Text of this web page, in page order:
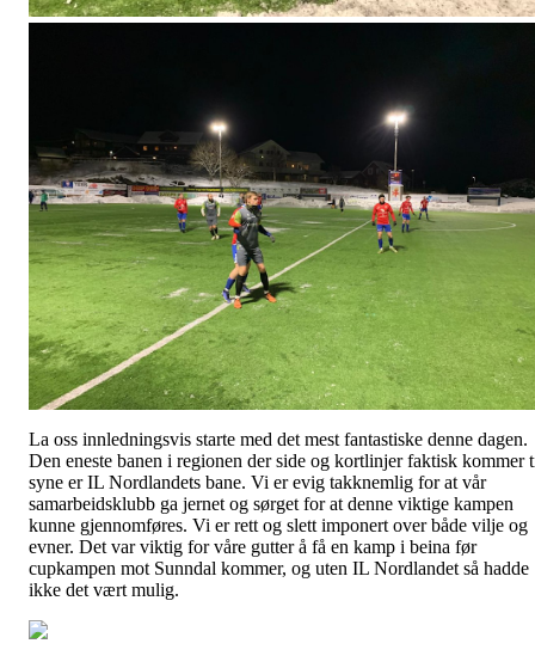
La oss innledningsvis starte med det mest fantastiske denne dagen.
Den eneste banen i regionen der side og kortlinjer faktisk kommer
syne er IL Nordlandets bane. Vi er evig takknemlig for at vår
samarbeidsklubb ga jernet og sørget for at denne viktige kampen
kunne gjennomføres. Vi er rett og slett imponert over både vilje og
evner. Det var viktig for våre gutter å få en kamp i beina før
cupkampen mot Sunndal kommer, og uten IL Nordlandet så hadde
ikke det vært mulig.